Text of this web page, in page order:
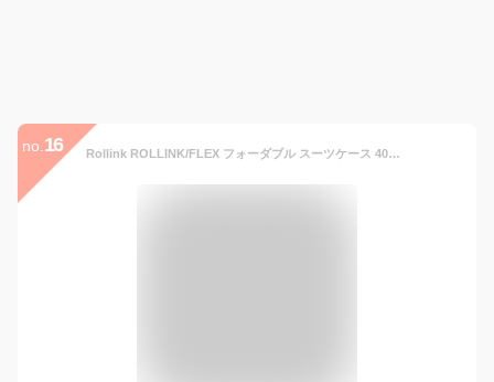
no. 16 Rollink ROLLINK/FLEX フォーダブル スーツケース 40L イエローアイリス アントレスクエア バッグ スーツケース・キャリーバッグ イエロー【送料無料】